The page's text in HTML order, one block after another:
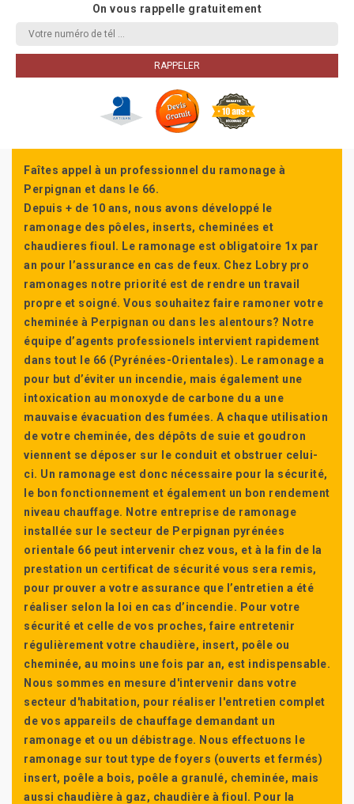
On vous rappelle gratuitement
Faîtes appel à un professionnel du ramonage à
Perpignan et dans le 66.
Depuis + de 10 ans, nous avons développé le
ramonage des pôeles, inserts, cheminées et
chaudieres fioul. Le ramonage est obligatoire 1x par
an pour l’assurance en cas de feux. Chez Lobry pro
ramonages notre priorité est de rendre un travail
propre et soigné. Vous souhaitez faire ramoner votre
cheminée à Perpignan ou dans les alentours? Notre
équipe d’agents professionels intervient rapidement
dans tout le 66 (Pyrénées-Orientales). Le ramonage a
pour but d’éviter un incendie, mais également une
intoxication au monoxyde de carbone du a une
mauvaise évacuation des fumées. A chaque utilisation
de votre cheminée, des dépôts de suie et goudron
viennent se déposer sur le conduit et obstruer celui-
ci. Un ramonage est donc nécessaire pour la sécurité,
le bon fonctionnement et également un bon rendement
niveau chauffage. Notre entreprise de ramonage
installée sur le secteur de Perpignan pyrénées
orientale 66 peut intervenir chez vous, et à la fin de la
prestation un certificat de sécurité vous sera remis,
pour prouver a votre assurance que l’entretien a été
réaliser selon la loi en cas d’incendie. Pour votre
sécurité et celle de vos proches, faire entretenir
régulièrement votre chaudière, insert, poêle ou
cheminée, au moins une fois par an, est indispensable.
Nous sommes en mesure d'intervenir dans votre
secteur d'habitation, pour réaliser l'entretien complet
de vos appareils de chauffage demandant un
ramonage et ou un débistrage. Nous effectuons le
ramonage sur tout type de foyers (ouverts et fermés)
insert, poêle a bois, poêle a granulé, cheminée, mais
aussi chaudière à gaz, chaudière à fioul. Pour la